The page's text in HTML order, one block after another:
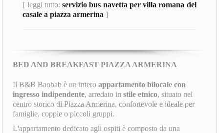
[ leggi tutto:servizio bus navetta per villa romana del
casale a piazza armerina ]
BED AND BREAKFAST PIAZZA ARMERINA
Il B&B Baobab è un interoappartamento bilocale con
ingresso indipendente, arredato instile etnico, situato nel
centro storico di Piazza Armerina, confortevole e ideale per
famiglie, coppie o piccoli gruppi.
L'appartamento dedicato agli ospiti è composto da una